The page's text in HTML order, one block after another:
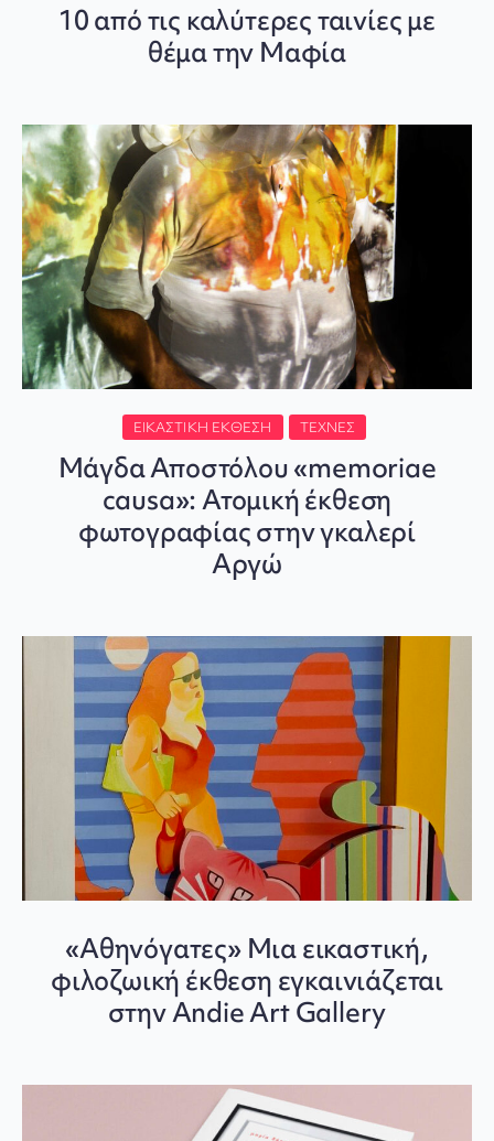
10 από τις καλύτερες ταινίες με
θέμα την Μαφία
ΕΙΚΑΣΤΙΚΉ ΈΚΘΕΣΗ ΤΈΧΝΕΣ
Μάγδα Αποστόλου «memoriae
causa»: Ατομική έκθεση
φωτογραφίας στην γκαλερί
Αργώ
«Αθηνόγατες» Μια εικαστική,
φιλοζωική έκθεση εγκαινιάζεται
στην Andie Art Gallery